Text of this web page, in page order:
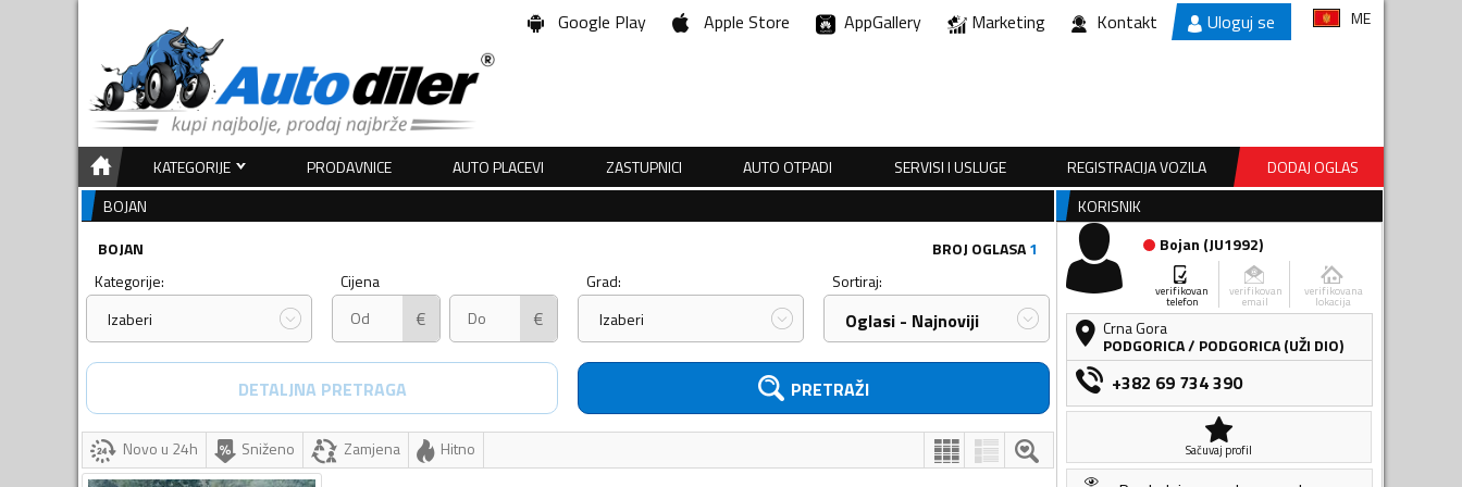
Google Play Apple Store AppGallery Marketing Kontakt Uloguj se ME
KATEGORIJE PRODAVNICE AUTO PLACEVI ZASTUPNICI AUTO OTPADI SERVISI I USLUGE REGISTRACIJA VOZILA
DODAJ OGLAS
BOJAN
BOJAN
BROJ OGLASA1
Kategorije:
Izaberi
Cijena
€ €
Grad:
Izaberi
Sortiraj:
Oglasi - Najnoviji
DETALJNA PRETRAGA PRETRAŽI
Novo u 24h Sniženo Zamjena Hitno
KORISNIK
Bojan (JU1992)
verifikovan
telefon
verifikovan
email
verifikovana
lokacija
Crna Gora
PODGORICA/ PODGORICA (UŽI DIO)
+382 69 734 390
Sačuvaj profil